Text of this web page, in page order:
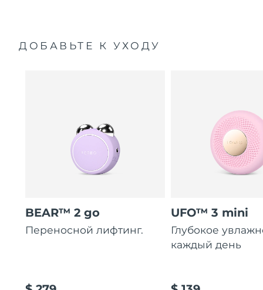
ДОБАВЬТЕ К УХОДУ
BEAR™ 2 go
Переносной лифтинг.
UFO™ 3 mini
Глубокое
каждый день